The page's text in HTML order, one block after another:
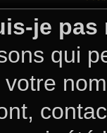
je pas
qui